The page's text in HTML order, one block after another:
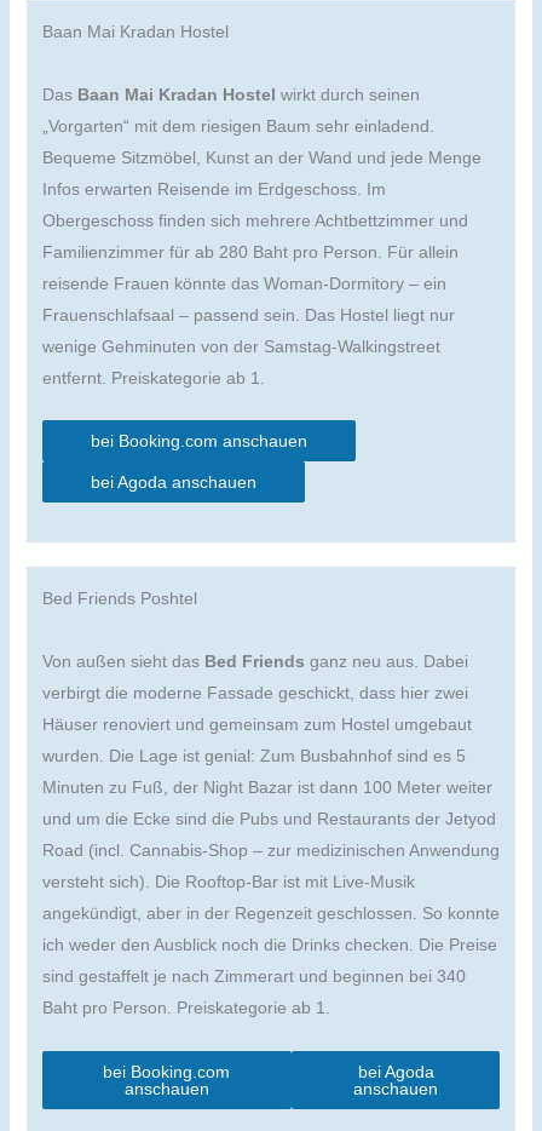
Baan Mai Kradan Hostel
Das Baan Mai Kradan Hostel wirkt durch seinen
„Vorgarten“ mit dem riesigen Baum sehr einladend.
Bequeme Sitzmöbel, Kunst an der Wand und jede Menge
Infos erwarten Reisende im Erdgeschoss. Im
Obergeschoss finden sich mehrere Achtbettzimmer und
Familienzimmer für ab 280 Baht pro Person. Für allein
reisende Frauen könnte das Woman-Dormitory – ein
Frauenschlafsaal – passend sein. Das Hostel liegt nur
wenige Gehminuten von der Samstag-Walkingstreet
entfernt. Preiskategorie ab 1.
bei Booking.com anschauen
bei Agoda anschauen
Bed Friends Poshtel
Von außen sieht das Bed Friends ganz neu aus. Dabei
verbirgt die moderne Fassade geschickt, dass hier zwei
Häuser renoviert und gemeinsam zum Hostel umgebaut
wurden. Die Lage ist genial: Zum Busbahnhof sind es 5
Minuten zu Fuß, der Night Bazar ist dann 100 Meter weiter
und um die Ecke sind die Pubs und Restaurants der Jetyod
Road (incl. Cannabis-Shop – zur medizinischen Anwendung
versteht sich). Die Rooftop-Bar ist mit Live-Musik
angekündigt, aber in der Regenzeit geschlossen. So konnte
ich weder den Ausblick noch die Drinks checken. Die Preise
sind gestaffelt je nach Zimmerart und beginnen bei 340
Baht pro Person. Preiskategorie ab 1.
bei Booking.com
anschauen
bei Agoda
anschauen